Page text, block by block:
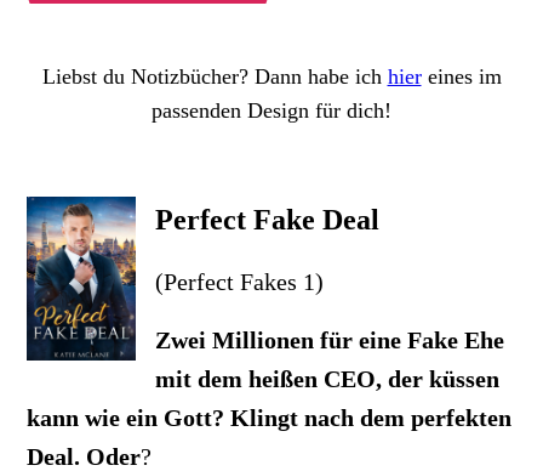
Liebst du Notizbücher? Dann habe ich hiereines im
passenden Design für dich!
Perfect Fake Deal
(Perfect Fakes 1)
Zwei Millionen für eine Fake Ehe
mit dem heißen CEO, der küssen
kann wie ein Gott? Klingt nach dem perfekten
Deal. Oder?